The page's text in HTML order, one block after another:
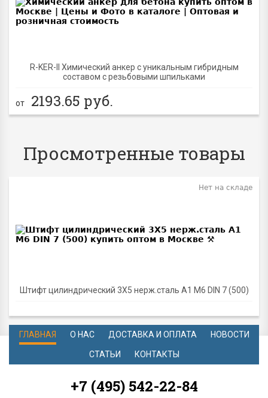
R-KER-II Химический анкер с уникальным гибридным
составом с резьбовыми шпильками
от 2193.65 руб.
Просмотренные товары
Штифт цилиндрический 3Х5 нерж.сталь A1 M6 DIN 7 (500)
Нет на складе
ГЛАВНАЯ О НАС ДОСТАВКА И ОПЛАТА НОВОСТИ
СТАТЬИ КОНТАКТЫ
+7 (495) 542-22-84